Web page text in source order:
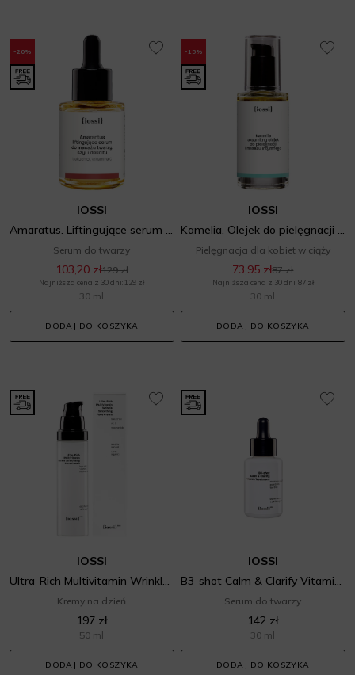
-20%
IOSSI
Amaratus. Liftingujące serum do masażu twarzy, szyi i dekoltu
Serum do twarzy
103,20 zł129 zł
Najniższa cena z 30 dni: 129 zł
30 ml
DODAJ DO KOSZYKA
-15%
IOSSI
Kamelia. Olejek do pielęgnacji i masażu intymnego
Pielęgnacja dla kobiet w ciąży
73,95 zł87 zł
Najniższa cena z 30 dni: 87 zł
30 ml
DODAJ DO KOSZYKA
IOSSI
Ultra-Rich Multivitamin Wrinkle Smoothing Face Cream
Kremy na dzień
197 zł
50 ml
DODAJ DO KOSZYKA
IOSSI
B3-shot Calm & Clarify Vitamin Treatment
Serum do twarzy
142 zł
30 ml
DODAJ DO KOSZYKA